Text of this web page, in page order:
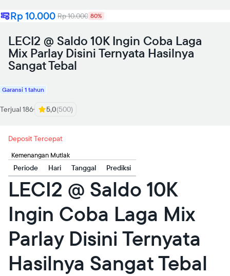
Rp 10.000 Rp 10.000 80%
LECI2 @ Saldo 10K Ingin Coba Laga
Mix Parlay Disini Ternyata Hasilnya
Sangat Tebal
Garansi 1 tahun
Terjual 186 5,0(500)
Deposit Tercepat
Kemenangan Mutlak
Periode Hari Tanggal Prediksi
LECI2 @ Saldo 10K
Ingin Coba Laga Mix
Parlay Disini Ternyata
Hasilnya Sangat Tebal